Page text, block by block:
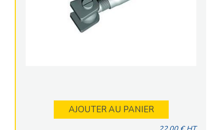
AJOUTER AU PANIER